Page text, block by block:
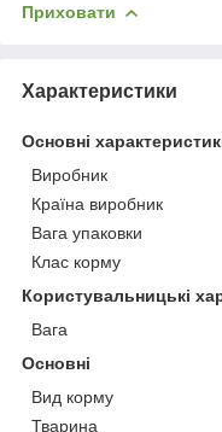
Приховати
Характеристики
Основні
Виробник
Країна виробник
Вага упаковки
Клас корму
Користувальницькі
Вага
Основні
Вид корму
Тварина